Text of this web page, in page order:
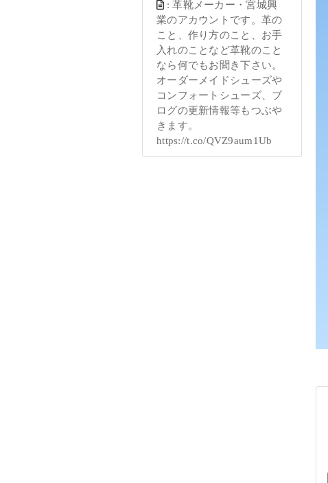
: 革靴メーカー・宮城興
業のアカウントです。革の
こと、作り方のこと、お手
入れのことなど革靴のこと
なら何でもお聞き下さい。
オーダーメイドシューズや
コンフォートシューズ、ブ
ログの更新情報等もつぶや
きます。
https://t.co/QVZ9aum1Ub